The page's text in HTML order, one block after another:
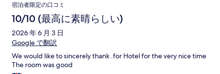
宿泊者限定の口コミ
10/10 (最高に素晴らしい)
2026 年 6 月 3 日
Google で翻訳
We would like to sincerely thank .for Hotel for the very nice time
The room was good